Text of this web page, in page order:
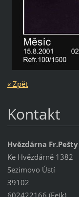
« Zpět
Kontakt
Hvězdárna Fr.Pešty
Ke Hvězdárně 1382
Sezimovo Ústí
39102
602422166 (Feik)